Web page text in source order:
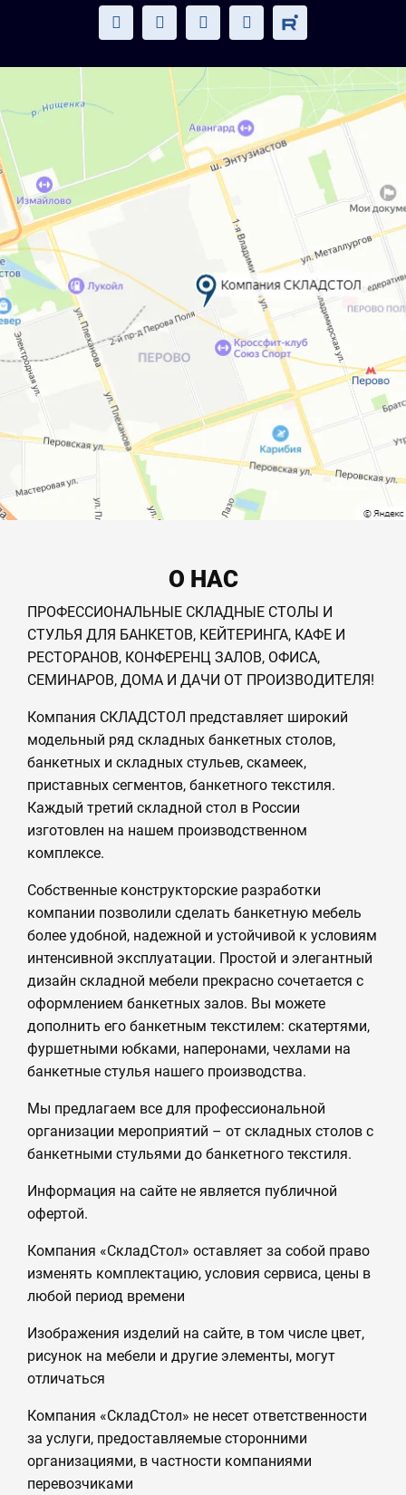
О НАС
ПРОФЕССИОНАЛЬНЫЕ СКЛАДНЫЕ СТОЛЫ И
СТУЛЬЯ ДЛЯ БАНКЕТОВ, КЕЙТЕРИНГА, КАФЕ И
РЕСТОРАНОВ, КОНФЕРЕНЦ ЗАЛОВ, ОФИСА,
СЕМИНАРОВ, ДОМА И ДАЧИ ОТ ПРОИЗВОДИТЕЛЯ!
Компания СКЛАДСТОЛ представляет широкий
модельный ряд складных банкетных столов,
банкетных и складных стульев, скамеек,
приставных сегментов, банкетного текстиля.
Каждый третий складной стол в России
изготовлен на нашем производственном
комплексе.
Собственные конструкторские разработки
компании позволили сделать банкетную мебель
более удобной, надежной и устойчивой к условиям
интенсивной эксплуатации. Простой и элегантный
дизайн складной мебели прекрасно сочетается с
оформлением банкетных залов. Вы можете
дополнить его банкетным текстилем: скатертями,
фуршетными юбками, наперонами, чехлами на
банкетные стулья нашего производства.
Мы предлагаем все для профессиональной
организации мероприятий – от складных столов с
банкетными стульями до банкетного текстиля.
Информация на сайте не является публичной
офертой.
Компания «СкладСтол» оставляет за собой право
изменять комплектацию, условия сервиса, цены в
любой период времени
Изображения изделий на сайте, в том числе цвет,
рисунок на мебели и другие элементы, могут
отличаться
Компания «СкладСтол» не несет ответственности
за услуги, предоставляемые сторонними
организациями, в частности компаниями
перевозчиками